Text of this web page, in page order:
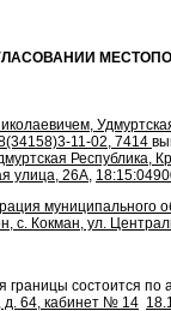
11-02, 7414
Республика,
улица, 26А,
муниципального
с. Кокман, ул.
границы состоится по
д. 64, кабинет № 14